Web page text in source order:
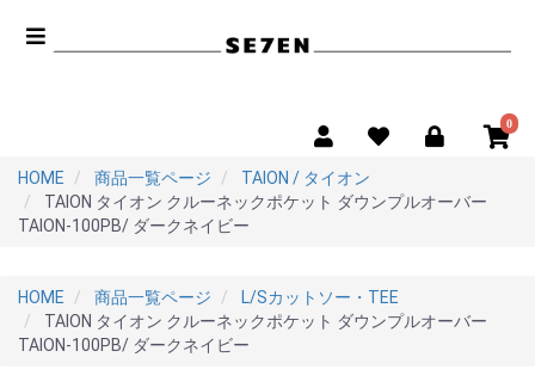
0
HOME 商品一覧ページ
TAION / タイオン
TAION タイオン クルーネックポケット ダウンプルオーバー
TAION-100PB/ ダークネイビー
HOME 商品一覧ページ
L/Sカットソー・TEE
TAION タイオン クルーネックポケット ダウンプルオーバー
TAION-100PB/ ダークネイビー